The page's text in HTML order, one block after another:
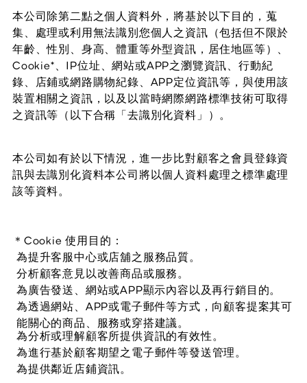
本公司除第二點之個人資料外，將基於以下目的，蒐
集、處理或利用無法識別您個人之資訊（包括但不限於
年齡、性別、身高、體重等外型資訊，居住地區等）、
Cookie*、IP位址、網站或APP之瀏覽資訊、行動紀
錄、店鋪或網路購物紀錄、APP定位資訊等，與使用該
裝置相關之資訊，以及以當時網際網路標準技術可取得
之資訊等（以下合稱「去識別化資料」）。
本公司如有於以下情況，進一步比對顧客之會員登錄資
訊與去識別化資料本公司將以個人資料處理之標準處理
該等資料。
＊ Cookie 使用目的：
為提升客服中心或店舖之服務品質。
分析顧客意見以改善商品或服務。
為廣告發送、網站或APP顯示內容以及再行銷目的。
為透過網站、APP或電子郵件等方式，向顧客提案其可
能關心的商品、服務或穿搭建議。
為分析或理解顧客所提供資訊的有效性。
為進行基於顧客期望之電子郵件等發送管理。
為提供鄰近店鋪資訊。